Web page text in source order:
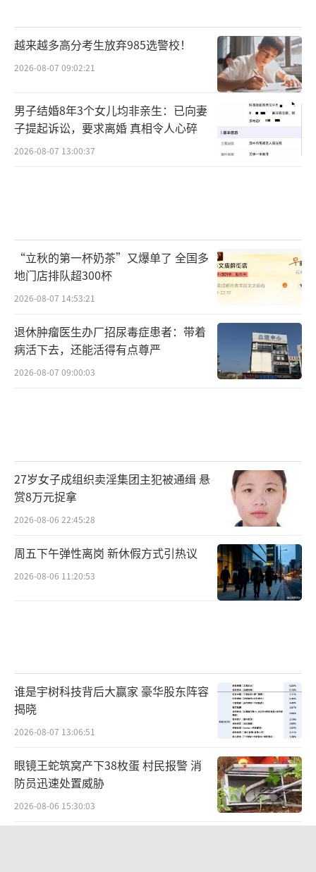
越来越多高分考生放弃985选警校！
2026-08-07 09:02:21
男子结婚8年3个女儿均非亲生：已向妻
子提起诉讼，要求离婚 真相令人心碎
2026-08-07 13:00:37
“立秋的第一杯奶茶”又爆单了 全国多
地门店排队超300杯
2026-08-07 14:53:21
退休肿瘤医生办厂招尿毒症患者：带着
病活下去，还能活得有点尊严
2026-08-07 09:00:03
27岁女子成组织卖淫集团主犯被通缉 悬
赏8万元捉拿
2026-08-06 22:45:28
周五下午弹性离岗 新休假方式引热议
2026-08-06 11:20:53
谁是宇树科技背后大赢家 豪华股东阵容
揭晓
2026-08-07 13:06:51
眼镜王蛇筑窝产下38枚蛋 村民报警 消
防员迅速处置威胁
2026-08-06 15:30:03